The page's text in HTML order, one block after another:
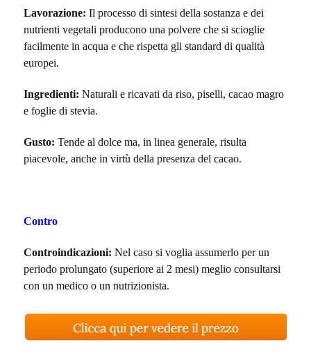
Lavorazione: Il processo di sintesi della sostanza e dei
nutrienti vegetali producono una polvere che si scioglie
facilmente in acqua e che rispetta gli standard di qualità
europei.
Ingredienti: Naturali e ricavati da riso, piselli, cacao magro
e foglie di stevia.
Gusto: Tende al dolce ma, in linea generale, risulta
piacevole, anche in virtù della presenza del cacao.
Contro
Controindicazioni: Nel caso si voglia assumerlo per un
periodo prolungato (superiore ai 2 mesi) meglio consultarsi
con un medico o un nutrizionista.